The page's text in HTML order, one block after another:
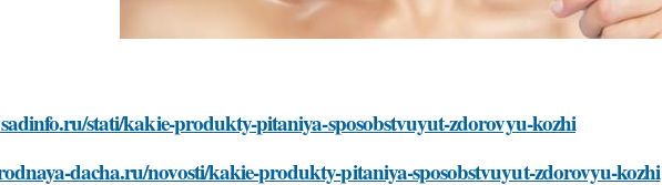
stati/kakie-produkty-pitaniya-sposobstvuyut-zdorovyu-kozhi
dacha.ru/novosti/kakie-produkty-pitaniya-sposobstvuyut-zdorovyu-kozhi